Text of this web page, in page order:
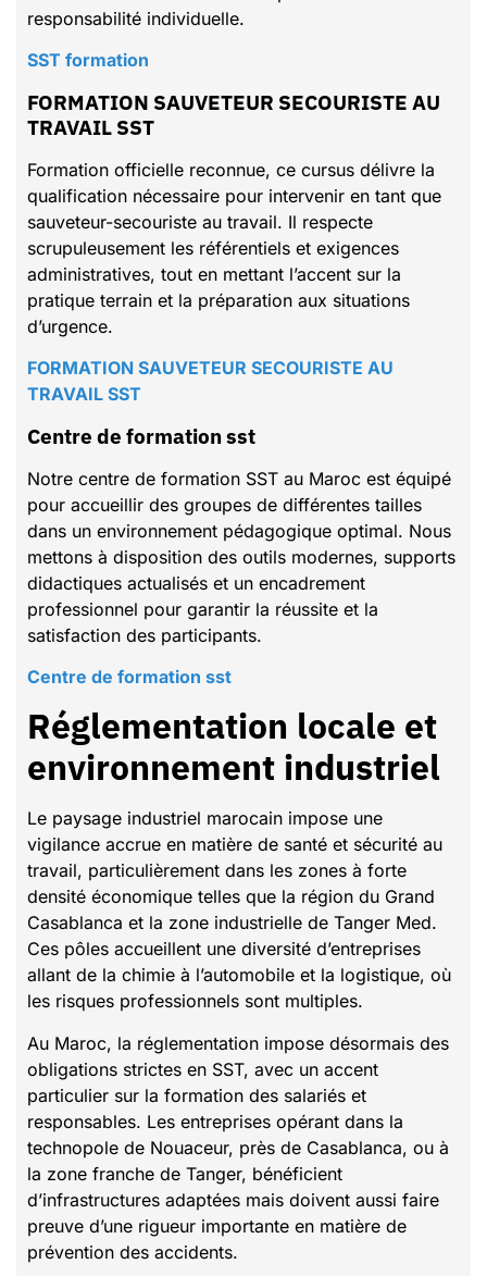
responsabilité individuelle.
SST formation
FORMATION SAUVETEUR SECOURISTE AU
TRAVAIL SST
Formation officielle reconnue, ce cursus délivre la
qualification nécessaire pour intervenir en tant que
sauveteur-secouriste au travail. Il respecte
scrupuleusement les référentiels et exigences
administratives, tout en mettant l’accent sur la
pratique terrain et la préparation aux situations
d’urgence.
FORMATION SAUVETEUR SECOURISTE AU
TRAVAIL SST
Centre de formation sst
Notre centre de formation SST au Maroc est équipé
pour accueillir des groupes de différentes tailles
dans un environnement pédagogique optimal. Nous
mettons à disposition des outils modernes, supports
didactiques actualisés et un encadrement
professionnel pour garantir la réussite et la
satisfaction des participants.
Centre de formation sst
Réglementation locale et
environnement industriel
Le paysage industriel marocain impose une
vigilance accrue en matière de santé et sécurité au
travail, particulièrement dans les zones à forte
densité économique telles que la région du Grand
Casablanca et la zone industrielle de Tanger Med.
Ces pôles accueillent une diversité d’entreprises
allant de la chimie à l’automobile et la logistique, où
les risques professionnels sont multiples.
Au Maroc, la réglementation impose désormais des
obligations strictes en SST, avec un accent
particulier sur la formation des salariés et
responsables. Les entreprises opérant dans la
technopole de Nouaceur, près de Casablanca, ou à
la zone franche de Tanger, bénéficient
d’infrastructures adaptées mais doivent aussi faire
preuve d’une rigueur importante en matière de
prévention des accidents.